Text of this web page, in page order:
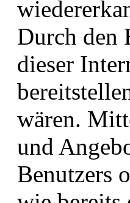
Durch den
dieser
wären.
und
Benutzers